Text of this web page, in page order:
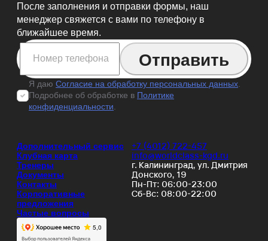
После заполнения и отправки формы, наш
менеджер свяжется с вами по телефону в
ближайшее время.
Я даю Согласие на обработку персональных данных.
Подробнее об обработке в Политике
конфиденциальности.
Дополнительный сервис
Клубная карта
Тренеры
Документы
Контакты
Корпоративные
предложения
Частые вопросы
+7 (4012) 722-457
info@worldclass-kgd.ru
г. Калининград, ул. Дмитрия
Донского, 19
Пн-Пт: 06:00-23:00
Сб-Вс: 08:00-22:00